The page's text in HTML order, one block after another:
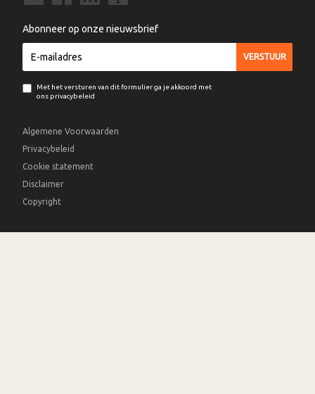
Abonneer op onze nieuwsbrief
Met het versturen van dit formulier ga je akkoord met
ons privacybeleid
Algemene Voorwaarden
Privacybeleid
Cookie statement
Disclaimer
Copyright